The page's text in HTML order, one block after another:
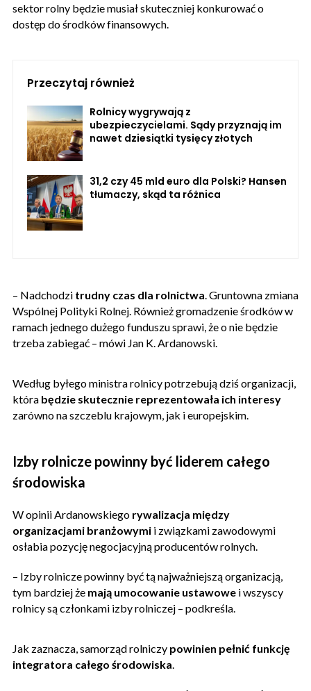
sektor rolny będzie musiał skuteczniej konkurować o
dostęp do środków finansowych.
Przeczytaj również
Rolnicy wygrywają z
ubezpieczycielami. Sądy przyznają im
nawet dziesiątki tysięcy złotych
31,2 czy 45 mld euro dla Polski? Hansen
tłumaczy, skąd ta różnica
– Nadchodzi trudny czas dla rolnictwa. Gruntowna zmiana
Wspólnej Polityki Rolnej. Również gromadzenie środków w
ramach jednego dużego funduszu sprawi, że o nie będzie
trzeba zabiegać – mówi Jan K. Ardanowski.
Według byłego ministra rolnicy potrzebują dziś organizacji,
która będzie skutecznie reprezentowała ich interesy
zarówno na szczeblu krajowym, jak i europejskim.
Izby rolnicze powinny być liderem całego
środowiska
W opinii Ardanowskiego rywalizacja między
organizacjami branżowymi i związkami zawodowymi
osłabia pozycję negocjacyjną producentów rolnych.
– Izby rolnicze powinny być tą najważniejszą organizacją,
tym bardziej że mają umocowanie ustawowe i wszyscy
rolnicy są członkami izby rolniczej – podkreśla.
Jak zaznacza, samorząd rolniczy powinien pełnić funkcję
integratora całego środowiska.